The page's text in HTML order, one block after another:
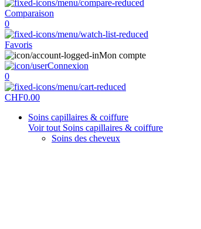
Comparaison
0
Favoris
Mon compte
Connexion
0
CHF0.00
Soins capillaires & coiffure
Voir tout Soins capillaires & coiffure
Soins des cheveux